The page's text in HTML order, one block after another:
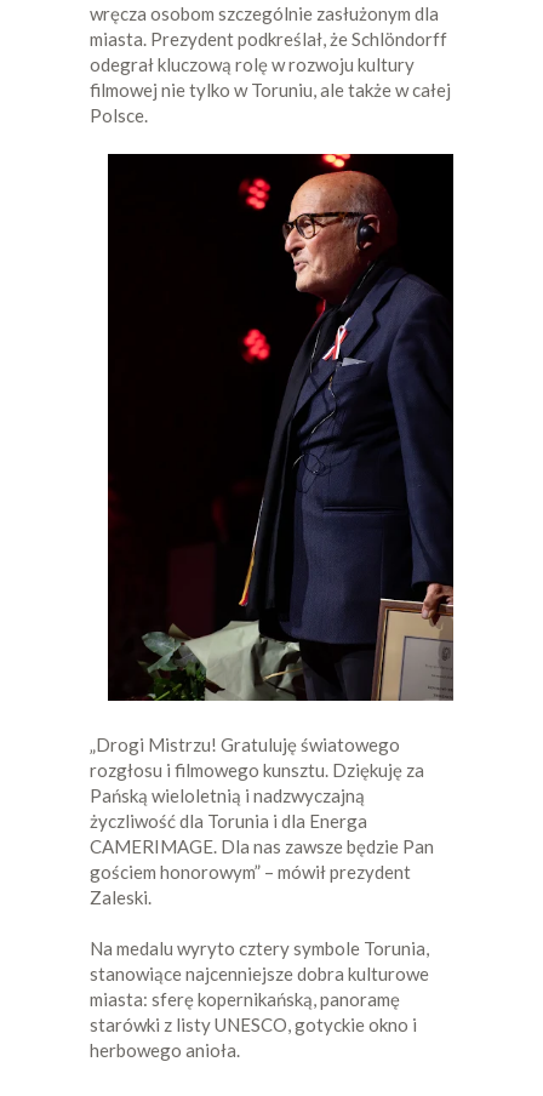
wręcza osobom szczególnie zasłużonym dla
miasta. Prezydent podkreślał, że Schlöndorff
odegrał kluczową rolę w rozwoju kultury
filmowej nie tylko w Toruniu, ale także w całej
Polsce.
„Drogi Mistrzu! Gratuluję światowego
rozgłosu i filmowego kunsztu. Dziękuję za
Pańską wieloletnią i nadzwyczajną
życzliwość dla Torunia i dla Energa
CAMERIMAGE. Dla nas zawsze będzie Pan
gościem honorowym” – mówił prezydent
Zaleski.
Na medalu wyryto cztery symbole Torunia,
stanowiące najcenniejsze dobra kulturowe
miasta: sferę kopernikańską, panoramę
starówki z listy UNESCO, gotyckie okno i
herbowego anioła.